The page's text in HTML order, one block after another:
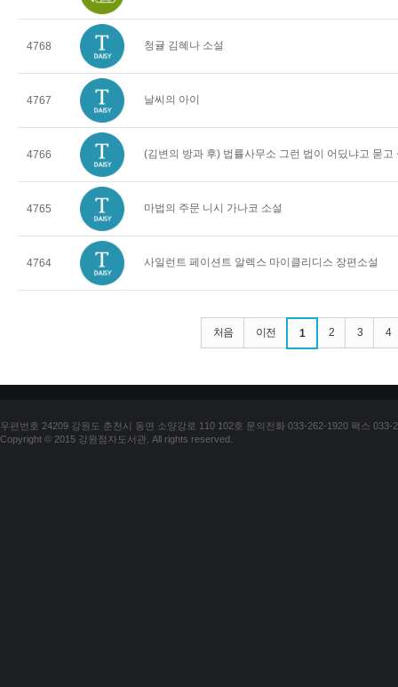
4768 청귤 김혜나 소설
4767 날씨의 아이
4766 (김변의 방과 후) 법률사무소 그런 법이 어딨냐고 묻고
4765 마법의 주문 니시 가나코 소설
4764 사일런트 페이션트 알렉스 마이클리디스 장편소설
처음 이전 1 2 3 4
우편번호 24209 강원도 춘천시 동면 소양강로 110 102호 문의전화 033-262-1920 팩스 033-
Copyright © 2015 강원점자도서관. All rights reserved.